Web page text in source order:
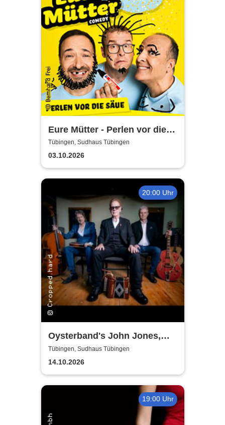
Eure Mütter - Perlen vor die
Säue - Das Best Of zum
Jubiläum
Tübingen, Sudhaus Tübingen
03.10.2026
20:00 Uhr
Oysterband's John Jones,
Ray Cooper & Al Scott - The
Song goes on Tour 2026
Tübingen, Sudhaus Tübingen
14.10.2026
19:00 Uhr